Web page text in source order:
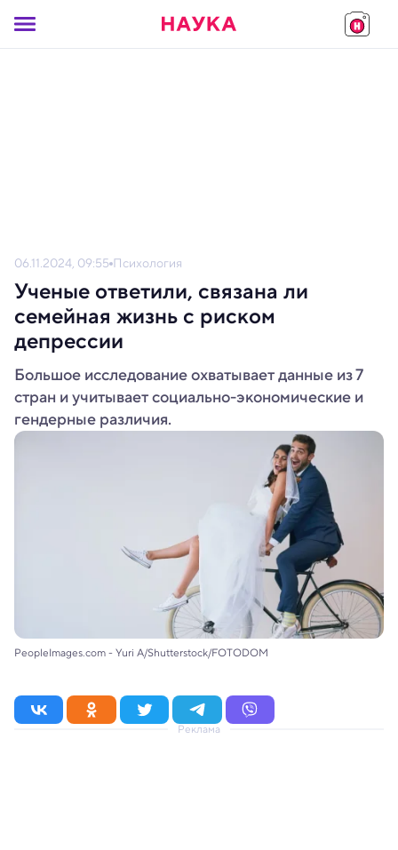
06.11.2024, 09:55 Психология
Ученые ответили, связана ли
семейная жизнь с риском
депрессии
Большое исследование охватывает данные из 7
стран и учитывает социально-экономические и
гендерные различия.
PeopleImages.com - Yuri A/Shutterstock/FOTODOM
Реклама